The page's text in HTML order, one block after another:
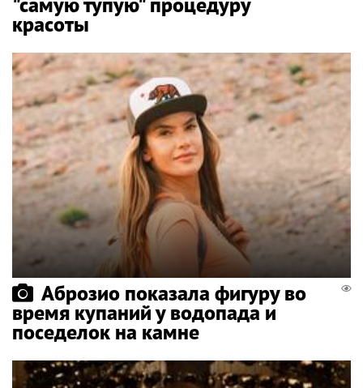
красоты
Аброзио показала фигуру во
время купаний у водопада и
поседелок на камне